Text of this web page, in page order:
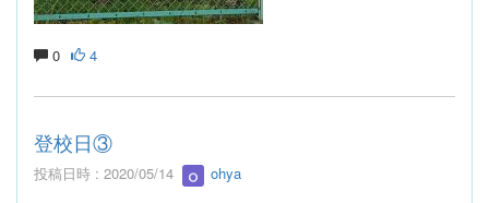
0 4
登校日③
投稿日時 : 2020/05/14 ohya